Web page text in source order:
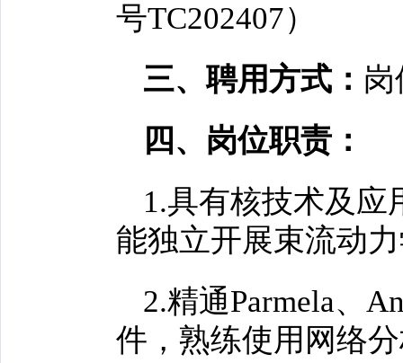
号TC202407）
三、聘用方式：
四、岗位职责：
1.具有核技术及
能独立开展束流动
2.精通Parmela、
件，熟练使用网络